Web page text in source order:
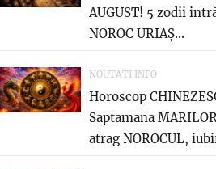
AUGUST! 5 zodii
NOROC URIAȘ...
NOUTATI.INFO
Horoscop
Saptamana
atrag NOROCUL,
care...